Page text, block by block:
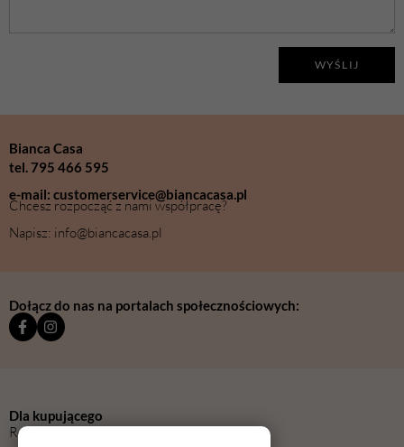
WYŚLIJ
Bianca Casa
tel. 795 466 595
e-mail: customerservice@biancacasa.pl
Chcesz rozpocząć z nami współpracę?
Napisz: info@biancacasa.pl
Dołącz do nas na portalach społecznościowych:
Dla kupującego
Regulamin